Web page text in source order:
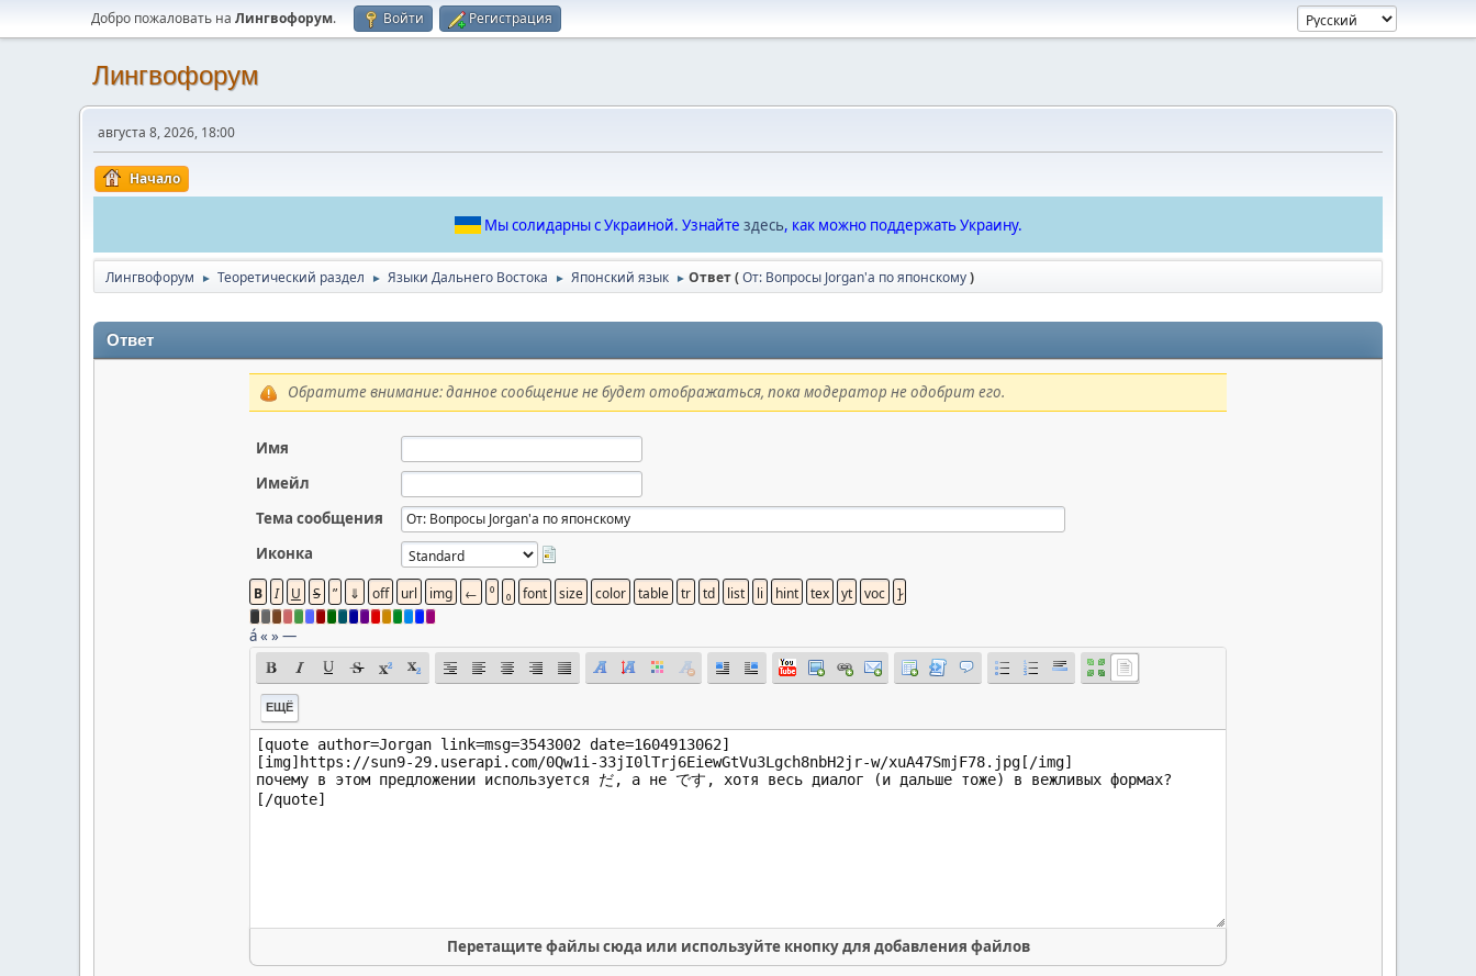
Добро пожаловать на Лингвофорум. Войти Регистрация
Лингвофорум
августа 8, 2026, 18:00
Начало
Мы солидарны с Украиной. Узнайте здесь, как можно поддержать Украину.
Лингвофорум ► Теоретический раздел ► Языки Дальнего Востока ► Японский язык ► Ответ (От: Вопросы Jorgan'a по японскому)
Ответ
Обратите внимание: данное сообщение не будет отображаться, пока модератор не одобрит его.
Имя
Имейл
Тема сообщения
Иконка
á« »—
ЕЩЁ
Перетащите файлы сюда или используйте кнопку для добавления файлов